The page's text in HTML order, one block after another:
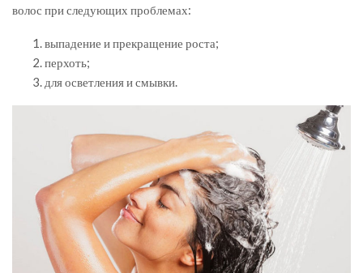
волос при следующих проблемах:
выпадение и прекращение роста;
перхоть;
для осветления и смывки.